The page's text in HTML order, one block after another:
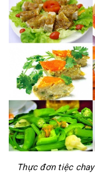
Thực đơn tiệc